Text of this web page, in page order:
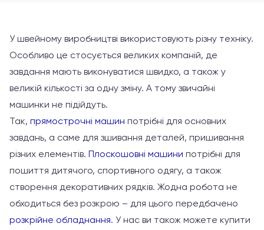
У швейному виробництві використовують різну техніку.
Особливо це стосується великих компаній, де
завдання мають виконуватися швидко, а також у
великій кількості за одну зміну. А тому звичайні
машинки не підійдуть.
Так, прямострочні машин потрібні для основних
завдань, а саме для зшивання деталей, пришивання
різних елементів. Плоскошовні машини потрібні для
пошиття дитячого, спортивного одягу, а також
створення декоративних рядків. Жодна робота не
обходиться без розкрою – для цього передбачено
розкрійне обладнання. У нас ви також можете купити